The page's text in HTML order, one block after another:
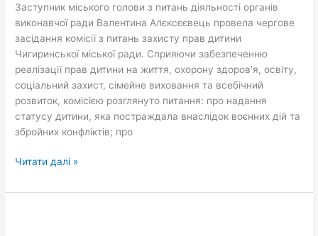
Заступник міського голови з питань діяльності органів
виконавчої ради Валентина Алєксєєвець провела чергове
засідання комісії з питань захисту прав дитини
Чигиринської міської ради. Сприяючи забезпеченню
реалізації прав дитини на життя, охорону здоров’я, освіту,
соціальний захист, сімейне виховання та всебічний
розвиток, комісією розглянуто питання: про надання
статусу дитини, яка постраждала внаслідок воєнних дій та
збройних конфліктів; про
Чигиринської
міської
ради
Читати далі »